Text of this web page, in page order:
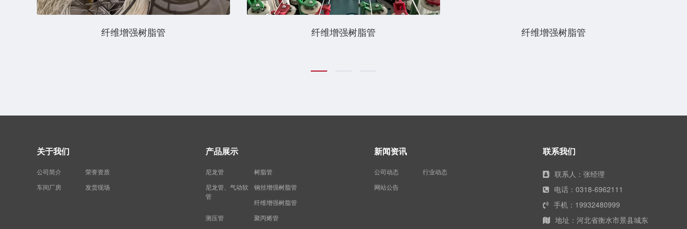
纤维增强树脂管 纤维增强树脂管 纤维增强树脂管
关于我们
公司简介
荣誉资质
车间厂房
发货现场
产品展示
尼龙管
树脂管
尼龙管、气动软
管
钢丝增强树脂管
纤维增强树脂管
测压管
聚丙烯管
新闻资讯
公司动态
行业动态
网站公告
联系我们
联系人：张经理
电话：0318-6962111
手机：19932480999
地址：河北省衡水市景县城东